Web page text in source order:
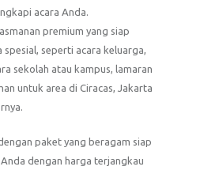
acara Anda.
premium yang siap
spesial, seperti acara keluarga,
sekolah atau kampus, lamaran
untuk area di Ciracas, Jakarta
paket yang beragam siap
dengan harga terjangkau